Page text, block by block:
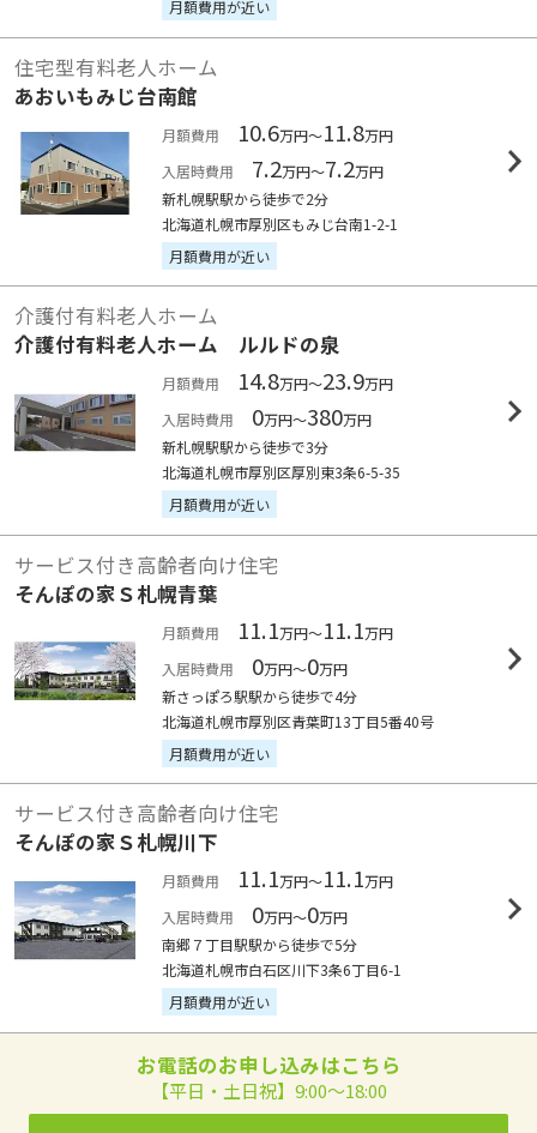
月額費用が近い
住宅型有料老人ホーム
あおいもみじ台南館
月額費用 10.6万円～11.8万円
入居時費用
7.2万円～7.2万円
新札幌駅駅から徒歩で2分
北海道札幌市厚別区もみじ台南1-2-1
月額費用が近い
介護付有料老人ホーム
介護付有料老人ホーム ルルドの泉
月額費用 14.8万円～23.9万円
入居時費用
0万円～380万円
新札幌駅駅から徒歩で3分
北海道札幌市厚別区厚別東3条6-5-35
月額費用が近い
サービス付き高齢者向け住宅
そんぽの家Ｓ札幌青葉
月額費用 11.1万円～11.1万円
入居時費用
0万円～0万円
新さっぽろ駅駅から徒歩で4分
北海道札幌市厚別区青葉町13丁目5番40号
月額費用が近い
サービス付き高齢者向け住宅
そんぽの家Ｓ札幌川下
月額費用 11.1万円～11.1万円
入居時費用
0万円～0万円
南郷７丁目駅駅から徒歩で5分
北海道札幌市白石区川下3条6丁目6-1
月額費用が近い
お電話のお申し込みはこちら
【平日・土日祝】9:00～18:00